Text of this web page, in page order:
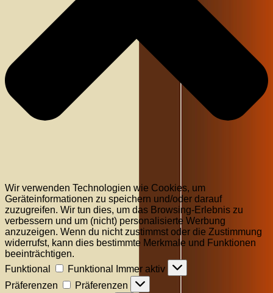
Wir verwenden Technologien wie Cookies, um
Geräteinformationen zu speichern und/oder darauf
zuzugreifen. Wir tun dies, um das Browsing-Erlebnis zu
verbessern und um (nicht) personalisierte Werbung
anzuzeigen. Wenn du nicht zustimmst oder die Zustimmung
widerrufst, kann dies bestimmte Merkmale und Funktionen
beeinträchtigen.
Funktional
Funktional
Immer aktiv
Präferenzen
Präferenzen